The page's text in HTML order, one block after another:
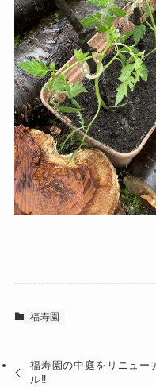
福寿園
福寿園の中庭をリニュー
ル‼︎